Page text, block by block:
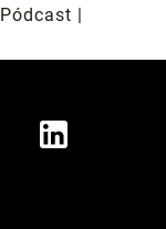
Pódcast